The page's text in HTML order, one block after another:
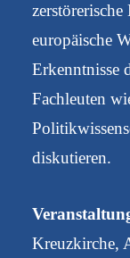
europäische
Erkenntnisse
Fachleuten
diskutieren.
Kreuzkirche,